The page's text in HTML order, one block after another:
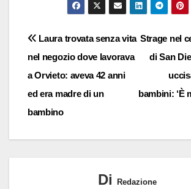
Navigazione
articoli
Strage nel
di San
bambini: ‘È
Laura trovata senza vita
nel negozio dove lavorava
a Orvieto: aveva 42 anni
ed era madre di un
bambino
Di Redazione